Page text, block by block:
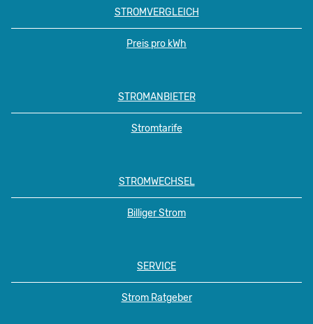
STROMVERGLEICH
Preis pro kWh
STROMANBIETER
Stromtarife
STROMWECHSEL
Billiger Strom
SERVICE
Strom Ratgeber